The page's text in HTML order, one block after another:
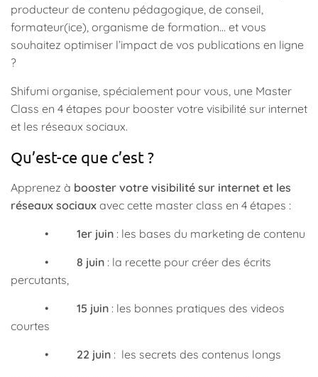
producteur de contenu pédagogique, de conseil,
formateur(ice), organisme de formation… et vous
souhaitez optimiser l’impact de vos publications en ligne
?
Shifumi organise, spécialement pour vous, une Master
Class en 4 étapes pour booster votre visibilité sur internet
et les réseaux sociaux.
Qu’est-ce que c’est ?
Apprenez à booster votre visibilité sur internet et les
réseaux sociaux avec cette master class en 4 étapes :
• 1er juin : les bases du marketing de contenu
• 8 juin : la recette pour créer des écrits
percutants,
• 15 juin : les bonnes pratiques des videos
courtes
• 22 juin : les secrets des contenus longs